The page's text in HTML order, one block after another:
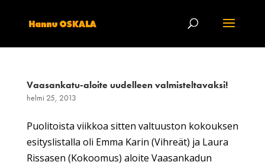
Vaasankatu-aloite uudelleen valmisteltavaksi!
helmi 25, 2013
Puolitoista viikkoa sitten valtuuston kokouksen
esityslistalla oli Emma Karin (Vihreät) ja Laura
Rissasen (Kokoomus) aloite Vaasankadun